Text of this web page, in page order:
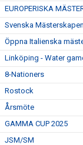
EUROPERISKA
Svenska
Öppna Italienska
Linköping - Water
8-Nationers
Rostock
Årsmöte
GAMMA CUP 2025
JSM/SM